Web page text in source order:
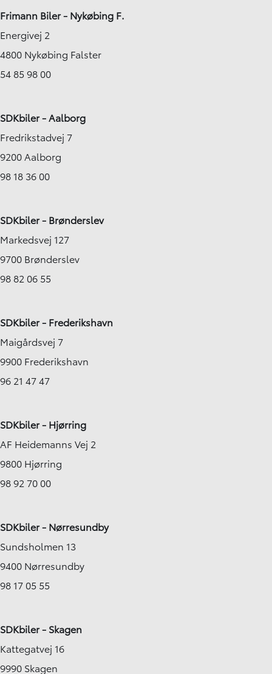
Frimann Biler - Nykøbing F.
Energivej 2
4800 Nykøbing Falster
54 85 98 00
SDKbiler - Aalborg
Fredrikstadvej 7
9200 Aalborg
98 18 36 00
SDKbiler - Brønderslev
Markedsvej 127
9700 Brønderslev
98 82 06 55
SDKbiler - Frederikshavn
Maigårdsvej 7
9900 Frederikshavn
96 21 47 47
SDKbiler - Hjørring
AF Heidemanns Vej 2
9800 Hjørring
98 92 70 00
SDKbiler - Nørresundby
Sundsholmen 13
9400 Nørresundby
98 17 05 55
SDKbiler - Skagen
Kattegatvej 16
9990 Skagen